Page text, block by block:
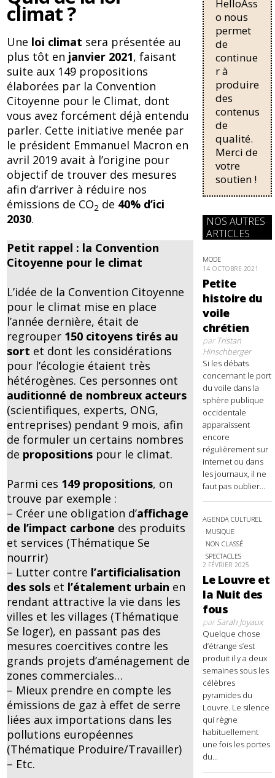
b
o
o
k
sk
y
climat ?
Une loi climat sera présentée au
plus tôt en janvier 2021, faisant
suite aux 149 propositions
élaborées par la Convention
Citoyenne pour le Climat, dont
vous avez forcément déjà entendu
parler. Cette initiative menée par
le président Emmanuel Macron en
avril 2019 avait à l’origine pour
objectif de trouver des mesures
afin d’arriver à réduire nos
émissions de CO2 de 40% d’ici
2030.
Petit rappel : la Convention
Citoyenne pour le climat
L’idée de la Convention Citoyenne
pour le climat mise en place
l’année dernière, était de
regrouper 150 citoyens tirés au
sort et dont les considérations
pour l’écologie étaient très
hétérogènes. Ces personnes ont
auditionné de nombreux acteurs
(scientifiques, experts, ONG,
entreprises) pendant 9 mois, afin
de formuler un certains nombres
de propositions pour le climat.
Parmi ces 149 propositions, on
trouve par exemple :
– Créer une obligation d’affichage
de l’impact carbone des produits
et services (Thématique Se
nourrir)
– Lutter contre l’artificialisation
des sols et l’étalement urbain en
rendant attractive la vie dans les
villes et les villages (Thématique
Se loger), en passant pas des
mesures coercitives contre les
grands projets d’aménagement de
zones commerciales…
– Mieux prendre en compte les
émissions de gaz à effet de serre
liées aux importations dans les
pollutions européennes
(Thématique Produire/Travailler)
– Etc.
pour une
régularisati
on,
passant de
trois...
HelloAss
o nous
permet
de
continue
r à
produire
des
contenus
de
qualité.
Merci de
votre
soutien !
NOS AUTRES
ARTICLES
MODE
14 OCTOBRE 2021
Petite
histoire du
voile
chrétien
parTristan
Hinschberger
Si les débats
concernant le port
du voile dans la
sphère publique
occidentale
apparaissent
encore
régulièrement sur
internet ou dans
les journaux, il ne
faut pas oublier...
AGENDA CULTUREL
MUSIQUE
NON CLASSÉ
SPECTACLES
2 FÉVRIER 2025
Le Louvre et
la Nuit des
fous
parSarah Joyaux
Quelque chose
d’étrange s’est
produit il y a deux
semaines sous les
célèbres
pyramides du
Louvre. Le silence
qui règne
habituellement
une fois les portes
du...